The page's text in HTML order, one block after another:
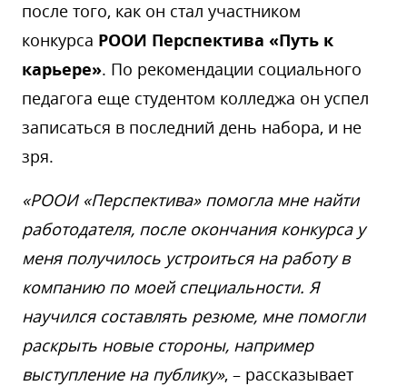
после того, как он стал участником
конкурса РООИ Перспектива «Путь к
карьере». По рекомендации социального
педагога еще студентом колледжа он успел
записаться в последний день набора, и не
зря.
«РООИ «Перспектива» помогла мне найти
работодателя, после окончания конкурса у
меня получилось устроиться на работу в
компанию по моей специальности. Я
научился составлять резюме, мне помогли
раскрыть новые стороны, например
выступление на публику», – рассказывает